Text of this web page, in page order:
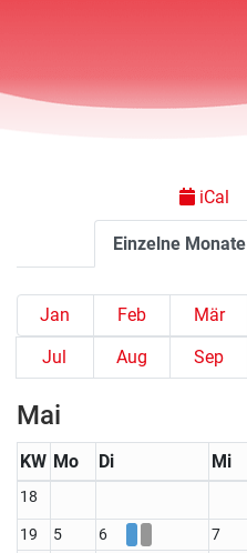
Einzelne Monate
iCal
Jan Feb Mär
Jul
Aug Sep
Mai
KW Mo Di Mi
18
19 5 6 7